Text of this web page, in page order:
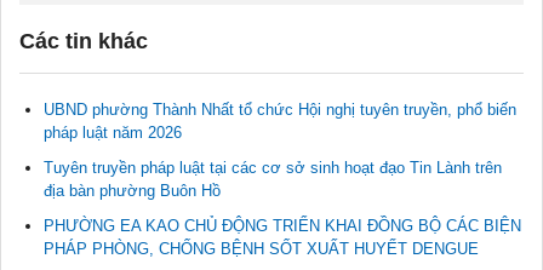
Các tin khác
UBND phường Thành Nhất tổ chức Hội nghị tuyên truyền, phổ biến
pháp luật năm 2026
Tuyên truyền pháp luật tại các cơ sở sinh hoạt đạo Tin Lành trên
địa bàn phường Buôn Hồ
PHƯỜNG EA KAO CHỦ ĐỘNG TRIỂN KHAI ĐỒNG BỘ CÁC BIỆN
PHÁP PHÒNG, CHỐNG BỆNH SỐT XUẤT HUYẾT DENGUE
Tài liệu phục vụ tiêu chí tiếp cận pháp luật trong đánh giá Nông
thôn mới
11/02/2026 08:45:12